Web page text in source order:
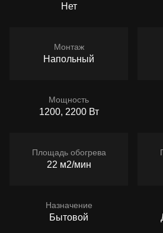
Нет
Монтаж
Напольный
Мощность
1200, 2200 Вт
Площадь обогрева
22 м2/мин
Назначение
Бытовой